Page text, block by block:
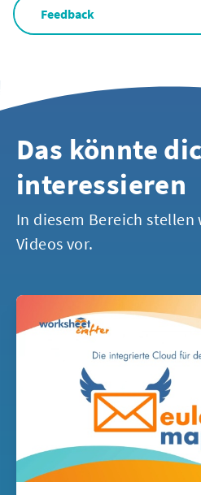
Feedback
Das könnte
interessieren
In diesem Bereich
Videos vor.